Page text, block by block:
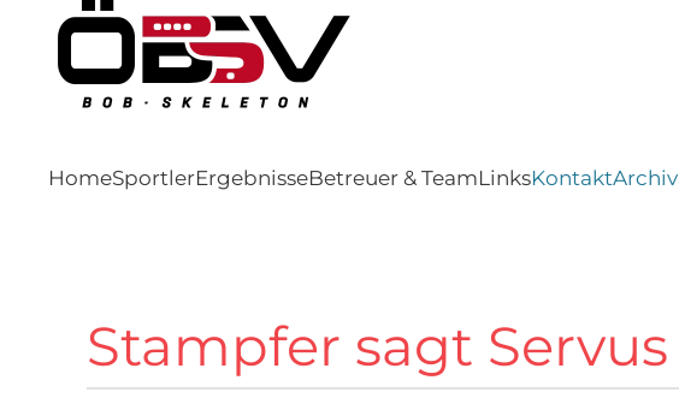
HomeSportlerErgebnisseBetreuer & TeamLinksKontaktArchiv
Stampfer sagt Servus